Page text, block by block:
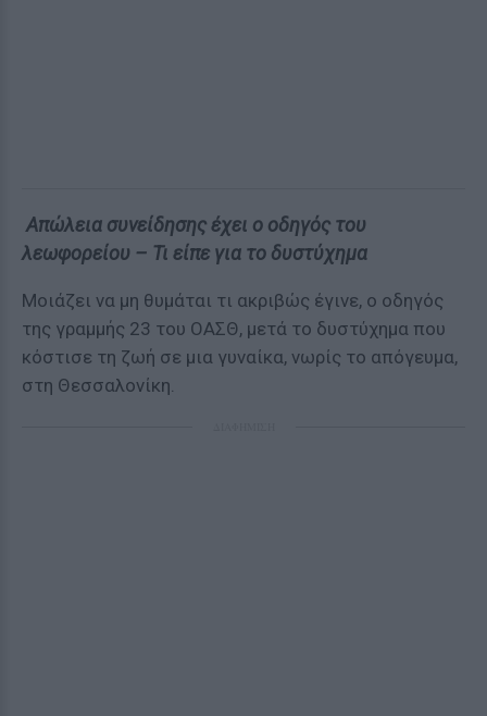
Απώλεια συνείδησης έχει ο οδηγός του
λεωφορείου – Τι είπε για το δυστύχημα
Μοιάζει να μη θυμάται τι ακριβώς έγινε, ο οδηγός
της γραμμής 23 του ΟΑΣΘ, μετά το δυστύχημα που
κόστισε τη ζωή σε μια γυναίκα, νωρίς το απόγευμα,
στη Θεσσαλονίκη.